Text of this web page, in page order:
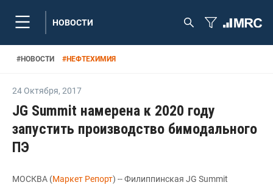
НОВОСТИ
#НОВОСТИ #НЕФТЕХИМИЯ
24 Октября, 2017
JG Summit намерена к 2020 году
запустить производство бимодального
ПЭ
МОСКВА (Маркет Репорт) -- Филиппинская JG Summit